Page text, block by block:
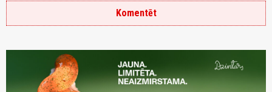
Komentēt